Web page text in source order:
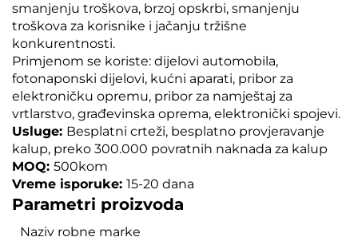
smanjenju troškova, brzoj opskrbi, smanjenju
troškova za korisnike i jačanju tržišne
konkurentnosti.
Primjenom se koriste: dijelovi automobila,
fotonaponski dijelovi, kućni aparati, pribor za
elektroničku opremu, pribor za namještaj za
vrtlarstvo, građevinska oprema, elektronički spojevi.
Usluge: Besplatni crteži, besplatno provjeravanje
kalup, preko 300.000 povratnih naknada za kalup
MOQ: 500kom
Vreme isporuke: 15-20 dana
Parametri proizvoda
Naziv robne marke